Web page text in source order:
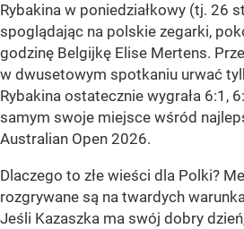
Rybakina w poniedziałkowy (tj. 26
spoglądając na polskie zegarki,
godzinę Belgijkę Elise Mertens.
w dwusetowym spotkaniu urwać
Rybakina ostatecznie wygrała 6:1,
samym swoje miejsce wśród
Australian Open 2026.
Dlaczego to złe wieści dla Polki?
rozgrywane są na twardych
Jeśli Kazaszka ma swój dobry